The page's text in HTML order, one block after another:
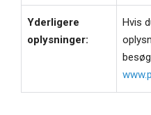
Yderligere
oplysninger:
Hvis